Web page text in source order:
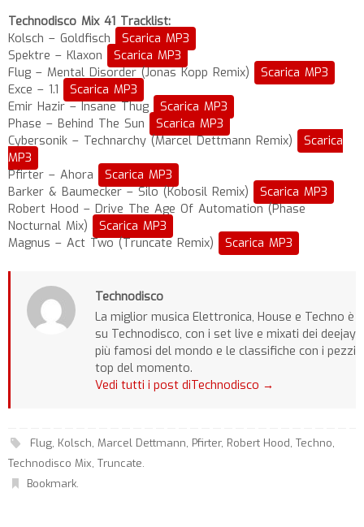
Technodisco Mix 41 Tracklist:
Kolsch – Goldfisch
Scarica MP3
Spektre – Klaxon
Scarica MP3
Flug – Mental Disorder (Jonas Kopp Remix)
Scarica MP3
Exce – 1.1
Scarica MP3
Emir Hazir – Insane Thug
Scarica MP3
Phase – Behind The Sun
Scarica MP3
Cybersonik – Technarchy (Marcel Dettmann Remix)
Scarica
MP3
Pfirter – Ahora
Scarica MP3
Barker & Baumecker – Silo (Kobosil Remix)
Scarica MP3
Robert Hood – Drive The Age Of Automation (Phase
Nocturnal Mix)
Scarica MP3
Magnus – Act Two (Truncate Remix)
Scarica MP3
Technodisco
La miglior musica Elettronica, House e Techno è
su Technodisco, con i set live e mixati dei deejay
più famosi del mondo e le classifiche con i pezzi
top del momento.
Vedi tutti i post diTechnodisco →
Flug, Kolsch, Marcel Dettmann, Pfirter, Robert Hood, Techno,
Technodisco Mix, Truncate.
Bookmark.